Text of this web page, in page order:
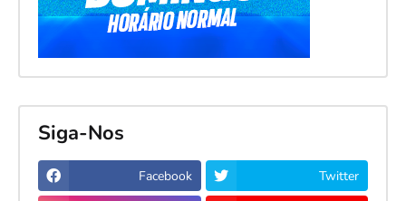
Siga-Nos
Facebook Twitter